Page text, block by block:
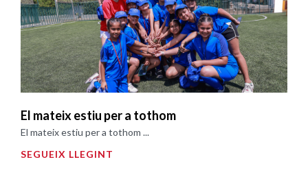
El mateix estiu per a tothom
El mateix estiu per a tothom ...
SEGUEIX LLEGINT